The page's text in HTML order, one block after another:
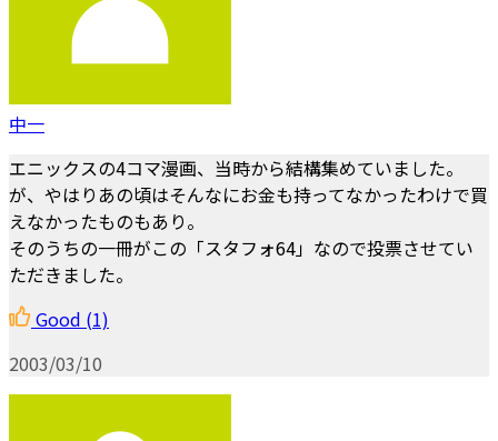
中一
エニックスの4コマ漫画、当時から結構集めていました。
が、やはりあの頃はそんなにお金も持ってなかったわけで買
えなかったものもあり。
そのうちの一冊がこの「スタフォ64」なので投票させてい
ただきました。
Good (1)
2003/03/10